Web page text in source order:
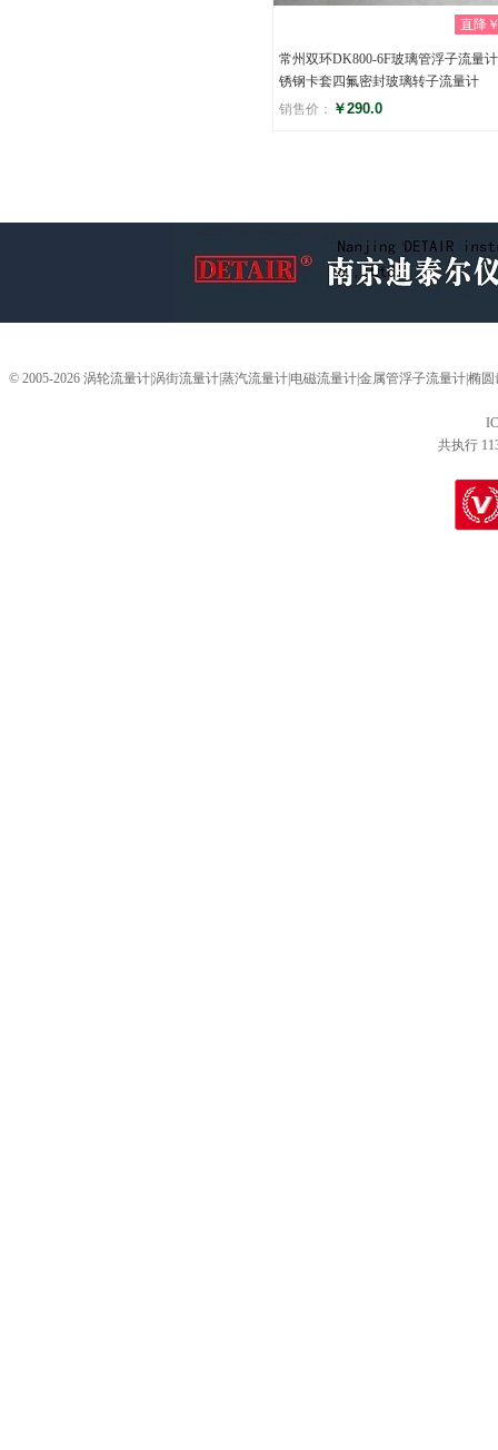
直降
常州双环DK800-6F玻璃管浮子流量
锈钢卡套四氟密封玻璃转子流量计
销售价： ￥290.0
© 2005-2026 涡轮流量计|涡街流量计|蒸汽流量计|电磁流量计|金属管浮子流量计|椭
共执行